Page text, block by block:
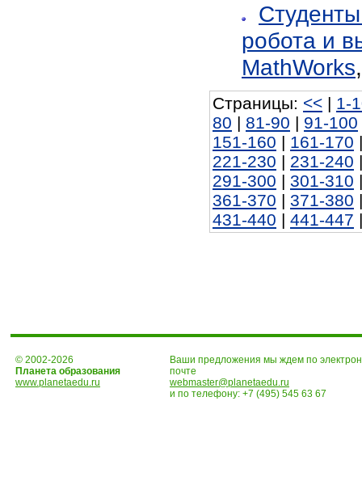
робота и
MathWorks
Страницы: << | 1-
80 | 81-90 | 91-100
151-160 | 161-170 |
221-230 | 231-240 |
291-300 | 301-310 |
361-370 | 371-380 |
431-440 | 441-447 |
© 2002-2026
Планета образования
www.planetaedu.ru
Ваши предложения мы ждем по
почте
webmaster@planetaedu.ru
и по телефону: +7 (495) 545 63 67